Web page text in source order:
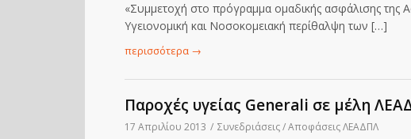
«Συμμετοχή στο πρόγραμμα ομαδικής ασφάλισης της
Υγειονομική και Νοσοκομειακή περίθαλψη των […]
περισσότερα →
Παροχές υγείας Generali σε μέλη
17 Απριλίου 2013 / Συνεδριάσεις / Αποφάσεις ΛΕΑΔΠΛ